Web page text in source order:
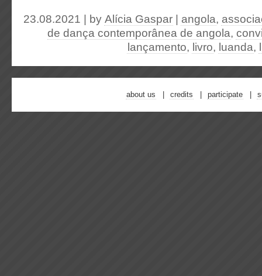
23.08.2021 | by Alícia Gaspar angola,
de dança contemporânea de angola,
lançamento, livro, luanda,
about us credits participate